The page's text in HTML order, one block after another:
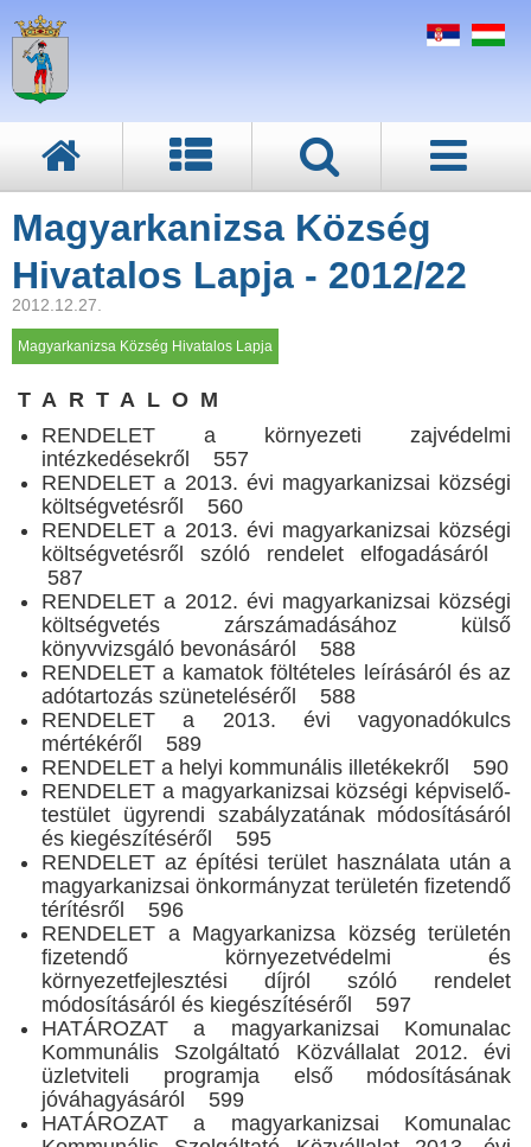
Magyarkanizsa Község
Hivatalos Lapja - 2012/22
2012.12.27.
Magyarkanizsa Község Hivatalos Lapja
T A R T A L O M
RENDELET a környezeti zajvédelmi
intézkedésekről 557
RENDELET a 2013. évi magyarkanizsai községi
költségvetésről 560
RENDELET a 2013. évi magyarkanizsai községi
költségvetésről szóló rendelet elfogadásáról
587
RENDELET a 2012. évi magyarkanizsai községi
költségvetés zárszámadásához külső
könyvvizsgáló bevonásáról 588
RENDELET a kamatok föltételes leírásáról és az
adótartozás szüneteléséről 588
RENDELET a 2013. évi vagyonadókulcs
mértékéről 589
RENDELET a helyi kommunális illetékekről 590
RENDELET a magyarkanizsai községi képviselő-
testület ügyrendi szabályzatának módosításáról
és kiegészítéséről 595
RENDELET az építési terület használata után a
magyarkanizsai önkormányzat területén fizetendő
térítésről 596
RENDELET a Magyarkanizsa község területén
fizetendő környezetvédelmi és
környezetfejlesztési díjról szóló rendelet
módosításáról és kiegészítéséről 597
HATÁROZAT а magyarkanizsai Komunalac
Kommunális Szolgáltató Közvállalat 2012. évi
üzletviteli programja első módosításának
jóváhagyásáról 599
HATÁROZAT а magyarkanizsai Komunalac